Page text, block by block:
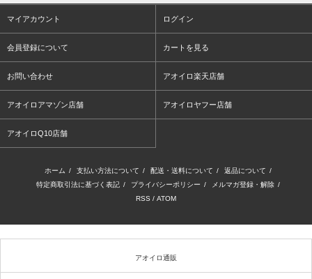
マイアカウント ログイン
会員登録について カートを見る
お問い合わせ アオイロ楽天店舗
アオイロアマゾン店舗 アオイロヤフー店舗
アオイロQ10店舗
ホーム / 支払い方法について / 配送・送料について / 返品について /
特定商取引法に基づく表記 / プライバシーポリシー / メルマガ登録・解除 /
RSS / ATOM
アオイロ通販